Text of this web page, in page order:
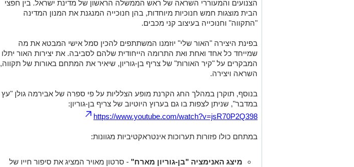
הצנועים והמעוררי השראה של ראש הממשלה הראשון של מדינת ישראל. בין חפצי
הבית מוצגות חמש חנוכיות מיוחדות, בהן חנוכייה המנגנת את המנון המדינה
"התקווה" וחנוכייה בעיצוב קני מכבים.
בפינת היצירה "האור שלי" יוזמנו המשתתפים להכין סמל אישי המבטא את מה
שמייחד כל אחד ואחת ואת התרומה הייחודית שלהם לסביבה. את יצירות האור יתלו
המבקרים על "קיר האורות" של צריף בן-גוריון, שיאיר את המתחם באורות של תקווה,
השראה ויצירה.
בנוסף, תוקרן במהלך החג הקרנת מופע הצלליות על פי ספרה של אבירמה גולן "עץ
במדבר", שניתן לצפות בו גם בערוץ היוטיוב של צריף בן-גוריון:
https://www.youtube.com/watch?v=jsR70P2Q398
במתחם כולו פזורות תערוכות אינטראקטיביות מגוונות:
מיצג האנימציה "בן-גוריון מארח" - סרטון מאויר המציג את סיפור חייו של